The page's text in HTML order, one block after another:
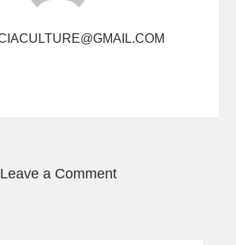
Leave a Comment